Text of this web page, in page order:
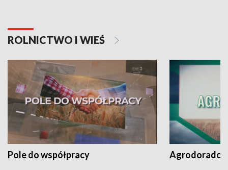
ROLNICTWO I WIEŚ
Pole do współpracy Agrodoradcy